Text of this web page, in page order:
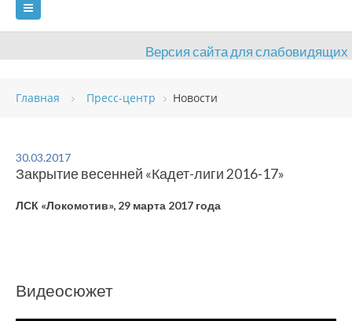
Версия сайта для слабовидящих
ГЛАВНАЯ
ВИДЫ СПОРТА
Главная Пресс-центр Новости
30.03.2017
Закрытие весенней «Кадет-лиги 2016-17»
ЛСК «Локомотив», 29 марта 2017 года
Видеосюжет